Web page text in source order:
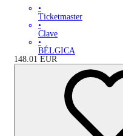
•
Ticketmaster
•
Clave
•
BÉLGICA
148.01 EUR